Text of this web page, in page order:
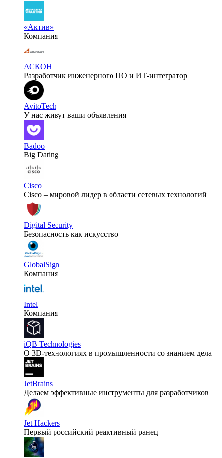
«Актив»
Компания
АСКОН
Разработчик инженерного ПО и ИТ-интегратор
AvitoTech
У нас живут ваши объявления
Badoo
Big Dating
Cisco
Cisco – мировой лидер в области сетевых технологий
Digital Security
Безопасность как искусство
GlobalSign
Компания
Intel
Компания
iQB Technologies
О 3D-технологиях в промышленности со знанием дела
JetBrains
Делаем эффективные инструменты для разработчиков
Jet Hackers
Первый российский реактивный ранец